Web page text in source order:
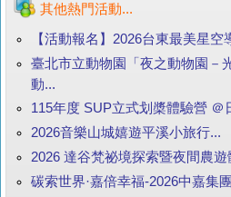
其他熱門活動...
【活動報名】2026台東最美星
臺北市立動物園「夜之動物園－
動...
115年度 SUP立式划槳體驗營 ＠
2026音樂山城嬉遊平溪小旅行...
2026 達谷梵祕境探索暨夜間農遊
碳索世界·嘉倍幸福-2026中嘉集